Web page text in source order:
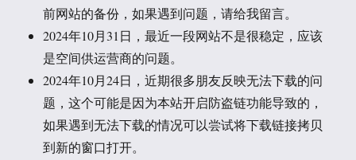
前网站的备份，如果遇到问题，请给我留言。
2024年10月31日，最近一段网站不是很稳定，应该
是空间供运营商的问题。
2024年10月24日，近期很多朋友反映无法下载的问
题，这个可能是因为本站开启防盗链功能导致的，
如果遇到无法下载的情况可以尝试将下载链接拷贝
到新的窗口打开。